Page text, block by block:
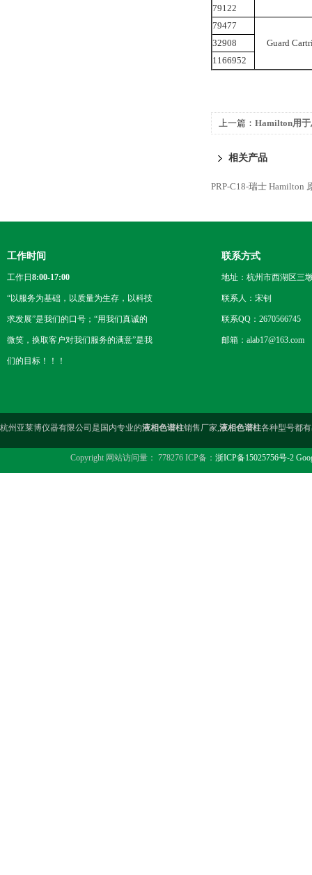
79122
79477
Guard
32908
1166952
上一篇： Hamilton用
相关产品
PRP-C18-瑞士 Hamilton
工作时间
工作日 8:00-17:00
“以服务为基础，以质量为生存，以科技
求发展”是我们的口号；“用我们真诚的
微笑，换取客户对我们服务的满意”是我
们的目标！！！
联系方式
地址：杭州市西湖区三
联系人：宋钊
联系QQ：2670566745
邮箱：alab17@163.com
杭州亚莱博仪器有限公司是国内专业的液相色谱柱销售厂家,液相色谱柱各种型号都
Copyright 网站访问量： 778276 ICP备： 浙ICP备15025756号-2